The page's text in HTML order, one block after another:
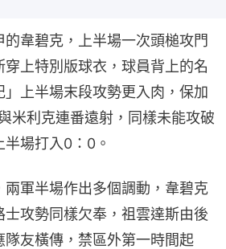
韋碧克，上半場一次頭槌攻門
上特別版球衣，球員背上的名
上半場末段攻勢更入肉，保加
米利克連番遠射，同樣未能攻破
場打入0：0。
軍半場作出多個調動，韋碧克
攻勢同樣欠奉，祖雲達斯由後
友橫傳，禁區外第一時間起